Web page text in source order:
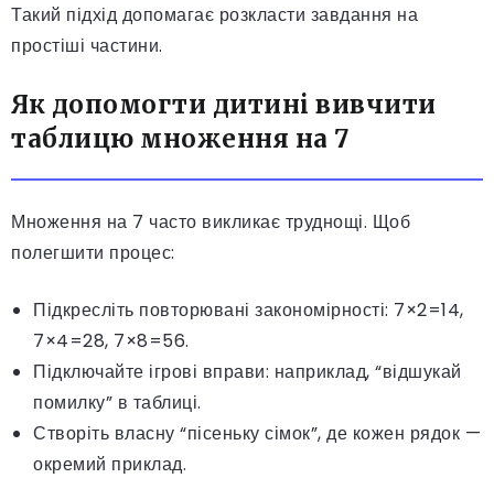
Такий підхід допомагає розкласти завдання на
простіші частини.
Як допомогти дитині вивчити
таблицю множення на 7
Множення на 7 часто викликає труднощі. Щоб
полегшити процес:
Підкресліть повторювані закономірності: 7×2=14,
7×4=28, 7×8=56.
Підключайте ігрові вправи: наприклад, “відшукай
помилку” в таблиці.
Створіть власну “пісеньку сімок”, де кожен рядок —
окремий приклад.